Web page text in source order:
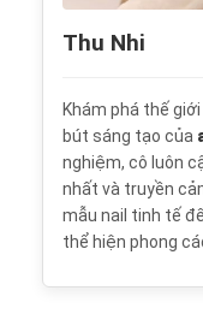
Thu Nhi
Khám phá thế
bút sáng tạo của
nghiệm, cô luôn
nhất và truyền
mẫu nail tinh tế
thể hiện phong